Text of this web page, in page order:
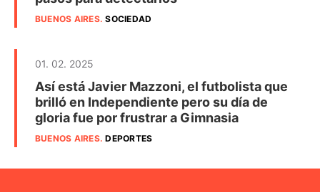
BUENOS AIRES.SOCIEDAD
01. 02. 2025
Así está Javier Mazzoni, el futbolista que
brilló en Independiente pero su día de
gloria fue por frustrar a Gimnasia
BUENOS AIRES.DEPORTES